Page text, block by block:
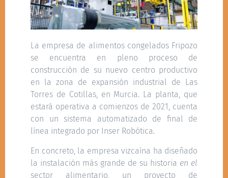
La empresa de alimentos congelados Fripozo
se encuentra en pleno proceso de
construcción de su nuevo centro productivo
en la zona de expansión industrial de Las
Torres de Cotillas, en Murcia. La planta, que
estará operativa a comienzos de 2021, cuenta
con un sistema automatizado de final de
línea integrado por Inser Robótica.
En concreto, la empresa vizcaína ha diseñado
la instalación más grande de su historia en el
sector alimentario, un proyecto de